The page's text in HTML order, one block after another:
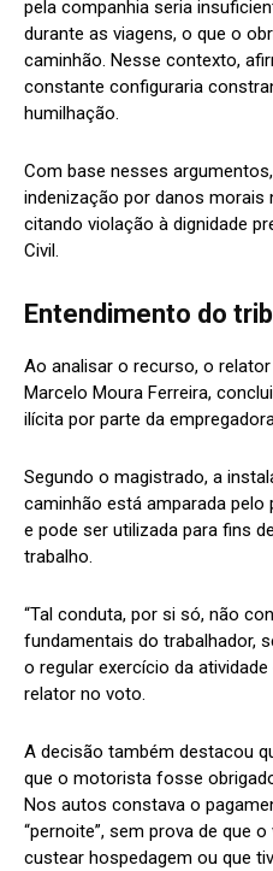
pela companhia seria
durante as viagens, o que o
caminhão. Nesse contexto,
constante configuraria
humilhação.
Com base nesses
indenização por danos morais
citando violação à dignidade
Civil.
Entendimento do
Ao analisar o recurso, o
Marcelo Moura Ferreira,
ilícita por parte da
Segundo o magistrado, a
caminhão está amparada
e pode ser utilizada para fins
trabalho.
“Tal conduta, por si só, não
fundamentais do trabalhador,
o regular exercício da
relator no voto.
A decisão também destacou
que o motorista fosse
Nos autos constava o
“pernoite”, sem prova de que
custear hospedagem ou que